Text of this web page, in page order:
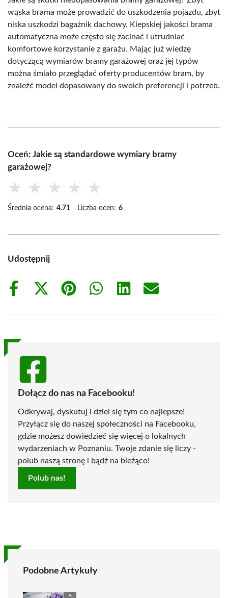
wąska brama może prowadzić do uszkodzenia pojazdu, zbyt
niska uszkodzi bagażnik dachowy. Kiepskiej jakości brama
automatyczna może często się zacinać i utrudniać
komfortowe korzystanie z garażu. Mając już wiedzę
dotyczącą wymiarów bramy garażowej oraz jej typów
można śmiało przeglądać oferty producentów bram, by
znaleźć model dopasowany do swoich preferencji i potrzeb.
Oceń: Jakie są standardowe wymiary bramy
garażowej?
★ ★ ★ ★ ★
Średnia ocena: 4.71 Liczba ocen: 6
Udostępnij
Share
Share
(Twitter)
Share
Share
Share
Share
Dołącz do nas na Facebooku!
Odkrywaj, dyskutuj i dziel się tym co najlepsze!
Przyłącz się do naszej społeczności na Facebooku,
gdzie możesz dowiedzieć się więcej o lokalnych
wydarzeniach w Poznaniu. Twoje zdanie się liczy -
polub naszą stronę i bądź na bieżąco!
Polub nas!
Podobne Artykuły